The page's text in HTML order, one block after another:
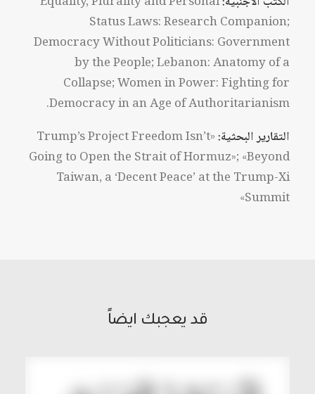
Status Laws: Research Companion;
Democracy Without Politicians: Government
by the People; Lebanon: Anatomy of a
Collapse; Women in Power: Fighting for
Democracy in an Age of Authoritarianism.
التقارير البحثية: «Trump’s Project Freedom Isn’t
Going to Open the Strait of Hormuz»; «Beyond
Taiwan, a ‘Decent Peace’ at the Trump-Xi
Summit»
قد يعجبك ايضاً